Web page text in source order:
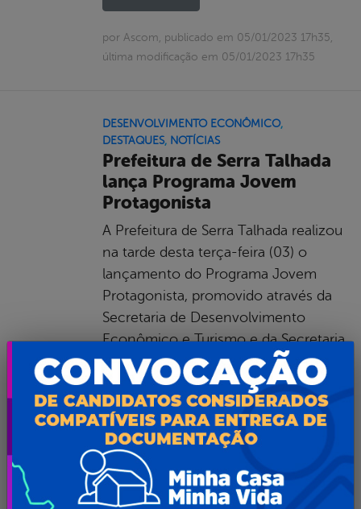
por Ascom, publicado em 05/01/2023 17h35,
última modificação em 05/01/2023 17h35
DESENVOLVIMENTO ECONÔMICO,
DESTAQUES, NOTÍCIAS
Prefeitura de Serra Talhada
lança Programa Jovem
Protagonista
A Prefeitura de Serra Talhada realizou
na tarde desta terça-feira (03) o
lançamento do Programa Jovem
Protagonista, promovido através da
Secretaria de Desenvolvimento
Econômico e Turismo e da Secretaria
de Assistência Social, Mulher e
Cidadania, em parceria com a Câmara
de Dirigentes Lojistas (CDL) e SEST
SENAT. O edital do Programa Jovem
Protagonista foi publicado
Leia mais...